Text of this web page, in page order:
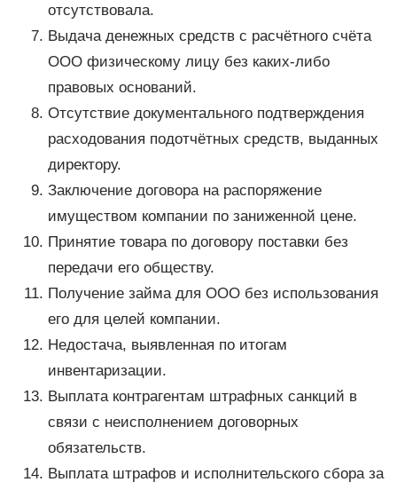
отсутствовала.
Выдача денежных средств с расчётного счёта
ООО физическому лицу без каких-либо
правовых оснований.
Отсутствие документального подтверждения
расходования подотчётных средств, выданных
директору.
Заключение договора на распоряжение
имуществом компании по заниженной цене.
Принятие товара по договору поставки без
передачи его обществу.
Получение займа для ООО без использования
его для целей компании.
Недостача, выявленная по итогам
инвентаризации.
Выплата контрагентам штрафных санкций в
связи с неисполнением договорных
обязательств.
Выплата штрафов и исполнительского сбора за